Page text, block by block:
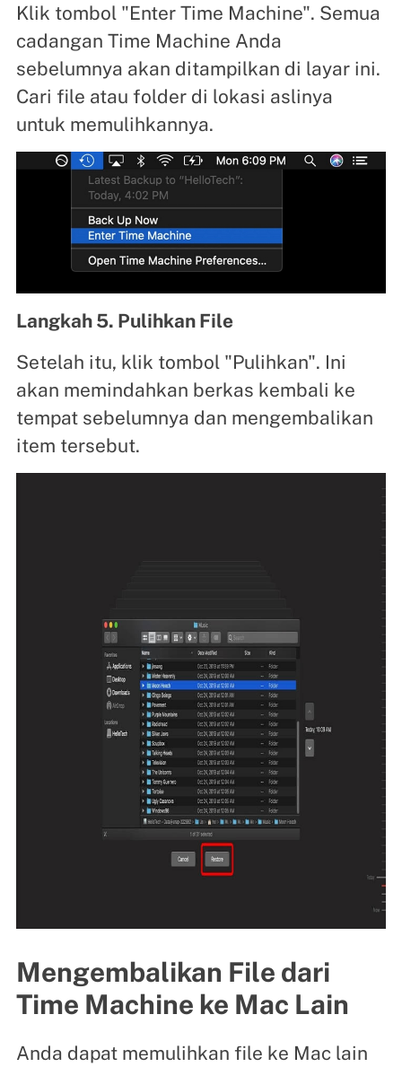
Klik tombol "Enter Time Machine". Semua
cadangan Time Machine Anda
sebelumnya akan ditampilkan di layar ini.
Cari file atau folder di lokasi aslinya
untuk memulihkannya.
Langkah 5. Pulihkan File
Setelah itu, klik tombol "Pulihkan". Ini
akan memindahkan berkas kembali ke
tempat sebelumnya dan mengembalikan
item tersebut.
Mengembalikan File dari
Time Machine ke Mac Lain
Anda dapat memulihkan file ke Mac lain